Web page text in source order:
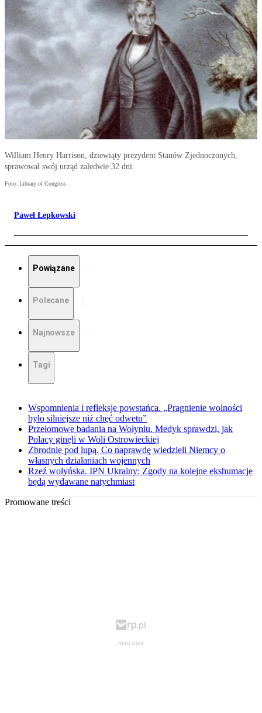
William Henry Harrison, dziewiąty prezydent Stanów Zjednoczonych,
sprawował swój urząd zaledwie 32 dni.
Foto: Library of Congress
Paweł Łepkowski
Powiązane
Polecane
Najnowsze
Tagi
Wspomnienia i refleksje powstańca. „Pragnienie wolności
było silniejsze niż chęć odwetu”
Przełomowe badania na Wołyniu. Medyk sprawdzi, jak
Polacy ginęli w Woli Ostrowieckiej
Zbrodnie pod lupą. Co naprawdę wiedzieli Niemcy o
własnych działaniach wojennych
Rzeź wołyńska. IPN Ukrainy: Zgody na kolejne ekshumacje
będą wydawane natychmiast
Promowane treści